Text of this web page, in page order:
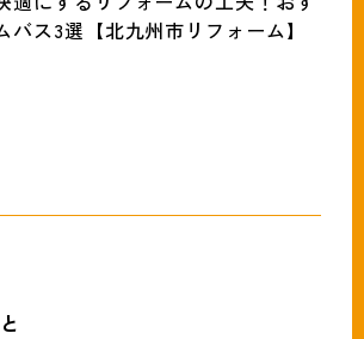
バス3選【北九州市リフォーム】